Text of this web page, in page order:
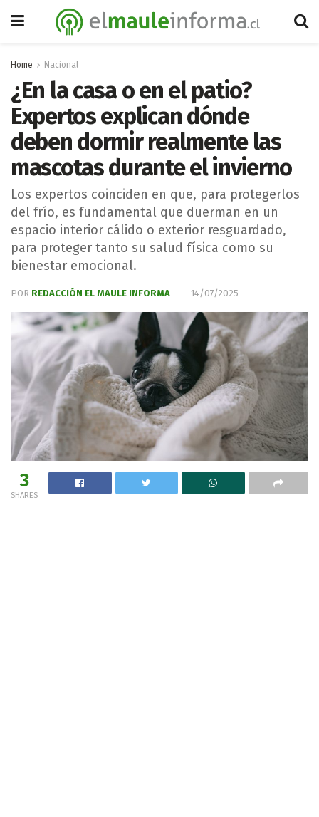
Home Nacional
¿En la casa o en el patio?
Expertos explican dónde
deben dormir realmente las
mascotas durante el invierno
Los expertos coinciden en que, para protegerlos
del frío, es fundamental que duerman en un
espacio interior cálido o exterior resguardado,
para proteger tanto su salud física como su
bienestar emocional.
POR REDACCIÓN EL MAULE INFORMA 14/07/2025
3
SHARES